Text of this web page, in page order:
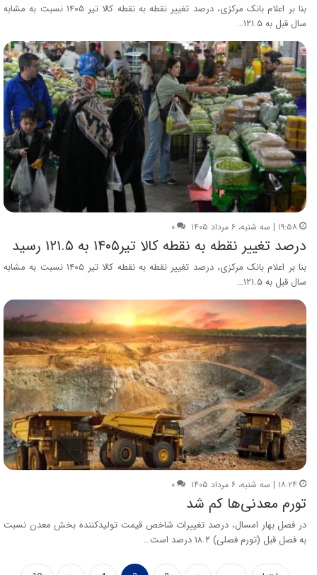
بنا بر اعلام بانک مرکزی، درصد تغییر نقطه به نقطه کالا تیر ۱۴۰۵ نسبت به مشابه
سال قبل به ۱۲۱.۵…
۱۹:۵۸ | سه شنبه، ۶ مرداد ۱۴۰۵ ۰
درصد تغییر نقطه به نقطه کالا تیر۱۴۰۵ به ۱۲۱.۵ رسید
بنا بر اعلام بانک مرکزی، درصد تغییر نقطه به نقطه کالا تیر ۱۴۰۵ نسبت به مشابه
سال قبل به ۱۲۱.۵…
۱۸:۲۴ | سه شنبه، ۶ مرداد ۱۴۰۵ ۰
تورم معدنی‌ها کم شد
در فصل بهار امسال، درصد تغییرات شاخص قیمت تولیدکننده بخش معدن نسبت
به فصل قبل (تورم فصلی) ۱۸.۲ درصد است…